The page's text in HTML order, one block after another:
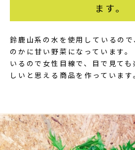
ます。
鈴鹿山系の水を使用しているの
のかに甘い野菜になっています
いるので女性目線で、目で見て
しいと思える商品を作っています